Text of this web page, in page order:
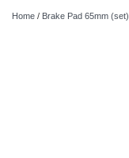
Home / Brake Pad 65mm (set)